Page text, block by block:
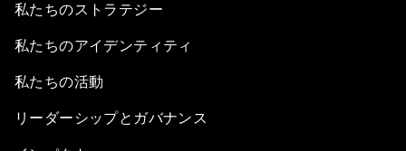
私たちのストラテジー
私たちのアイデンティティ
私たちの活動
リーダーシップとガバナンス